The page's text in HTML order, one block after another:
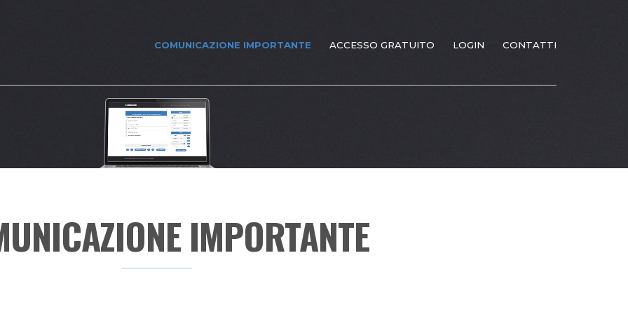
COMUNICAZIONE IMPORTANTE ACCESSO GRATUITO LOGIN CONTATTI
IMPORTANTE